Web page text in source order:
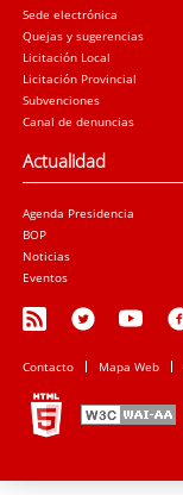
Sede electrónica
Quejas y sugerencias
Licitación Local
Licitación Provincial
Subvenciones
Canal de denuncias
Actualidad
Agenda Presidencia
BOP
Noticias
Eventos
Contacto Mapa Web